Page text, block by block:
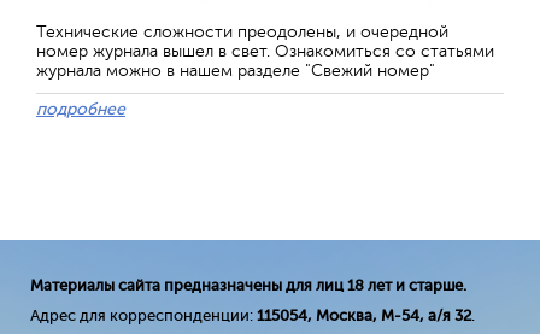
Технические сложности преодолены, и очередной
номер журнала вышел в свет. Ознакомиться со статьями
журнала можно в нашем разделе "Свежий номер"
подробнее
Материалы сайта предназначены для лиц 18 лет и старше.
Адрес для корреспонденции: 115054, Москва, М-54, а/я 32.